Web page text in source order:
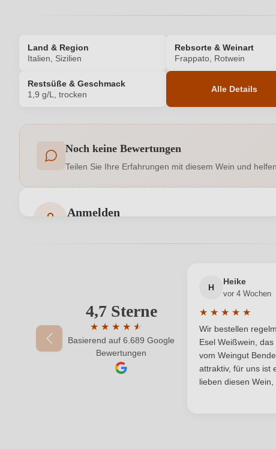
Land & Region
Italien, Sizilien
Rebsorte & Weinart
Frappato, Rotwein
Restsüße & Geschmack
1,9 g/L, trocken
Alle Details
Allergene
Auszeichnungen
Inhalt
Land
Noch keine Bewertungen
Teilen Sie Ihre Erfahrungen mit diesem Wein und
Anmelden
Ihre E-Mail-Adresse
Ihr Passwort
4,7 Sterne
★ ★ ★ ★ ★
★
Durchschnittliche Bewertung von 4.7 von 5
Basierend auf 6.689 Google
Bewertungen
H
Heike
vor 4 Wochen
★ ★ ★ ★ ★
Durchschnittliche
Wir bestellen
Esel Weißwein,
vom Weingut
attraktiv, für uns ist
lieben diesen Wein,